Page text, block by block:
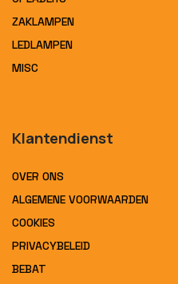
ZAKLAMPEN
LEDLAMPEN
MISC
Klantendienst
OVER ONS
ALGEMENE VOORWAARDEN
COOKIES
PRIVACYBELEID
BEBAT